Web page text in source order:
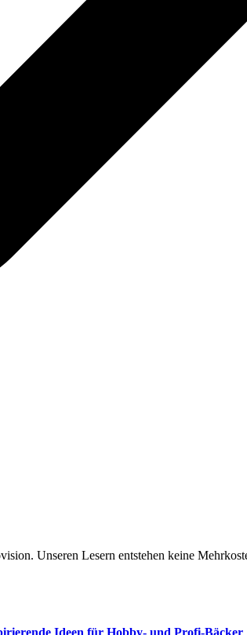
Unseren Lesern entstehen keine
Ideen für Hobby- und Profi-Bäcker